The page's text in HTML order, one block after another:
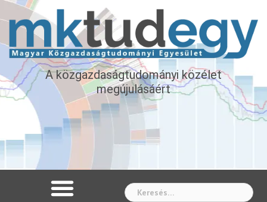
A közgazdaságtudományi közélet
megújulásáért